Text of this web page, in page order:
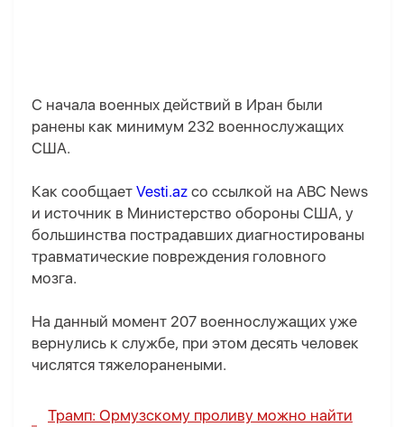
С начала военных действий в Иран были
ранены как минимум 232 военнослужащих
США.
Как сообщает Vesti.az со ссылкой на ABC News
и источник в Министерство обороны США, у
большинства пострадавших диагностированы
травматические повреждения головного
мозга.
На данный момент 207 военнослужащих уже
вернулись к службе, при этом десять человек
числятся тяжелоранеными.
Трамп: Ормузскому проливу можно найти